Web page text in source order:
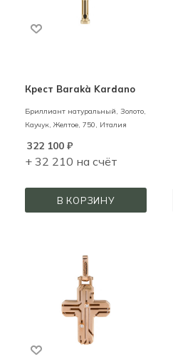
Крест Barakà Kardano
Бриллиант натуральный, Золото,
Каучук, Желтое, 750, Италия
322 100 ₽
+ 32 210 на счёт
В КОРЗИНУ